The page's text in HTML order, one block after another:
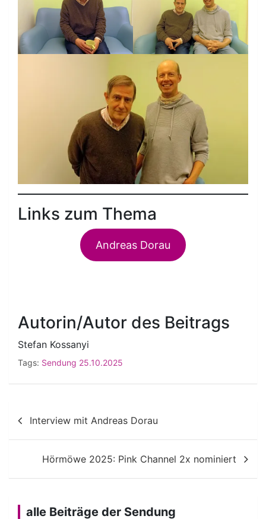
Links zum Thema
Andreas Dorau
Autorin/Autor des Beitrags
Stefan Kossanyi
Tags: Sendung 25.10.2025
Beitragsnavigation
Interview mit Andreas Dorau
Hörmöwe 2025: Pink Channel 2x nominiert
alle Beiträge der Sendung